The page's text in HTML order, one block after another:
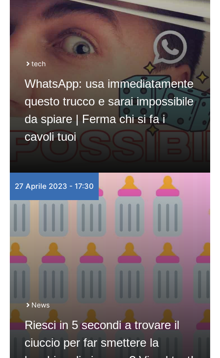
tech
WhatsApp: usa immediatamente
questo trucco e sarai impossibile
da spiare | Ferma chi si fa i
cavoli tuoi
27 Aprile 2023 - 17:30
News
Riesci in 5 secondi a trovare il
ciuccio per far smettere la